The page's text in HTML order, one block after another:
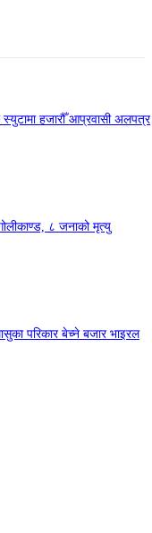
स्युटामा हजारौँ आप्रवासी अलपत्र
गोलीकाण्ड, ८ जनाको मृत्यु
परिकार बेच्ने बजार भाइरल